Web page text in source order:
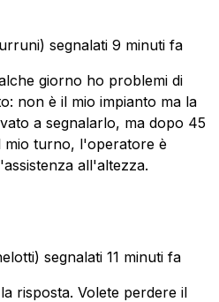
segnalati 9 minuti fa
giorno ho problemi di
non è il mio impianto ma la
a segnalarlo, ma dopo 45
mio turno, l'operatore è
all'altezza.
segnalati 11 minuti fa
risposta. Volete perdere il